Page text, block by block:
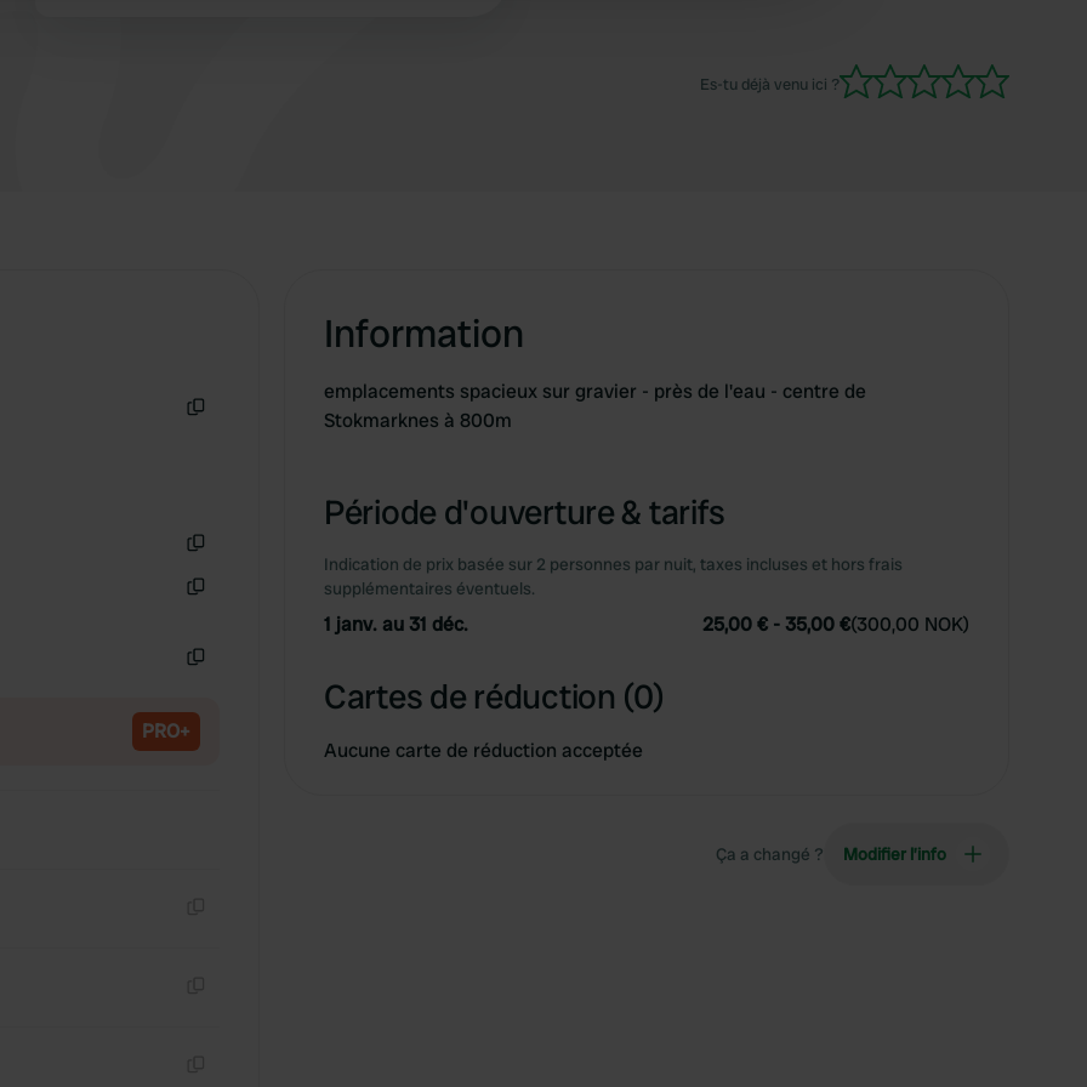
Es-tu déjà venu ici ?
PRO+
Information
emplacements spacieux sur gravier - près de l'eau - centre de
Stokmarknes à 800m
Période d'ouverture & tarifs
Indication de prix basée sur 2 personnes par nuit, taxes incluses et hors frais
supplémentaires éventuels.
1 janv. au 31 déc. 25,00 € - 35,00 €(300,00 NOK)
Cartes de réduction (0)
Aucune carte de réduction acceptée
Ça a changé ? Modifier l’info